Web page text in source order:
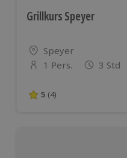
Grillkurs Speyer
Standort
Speyer
Anzahl der Teilnehmer
1 Pers. 3 Std
5 von 5 Sternen
5 (4)